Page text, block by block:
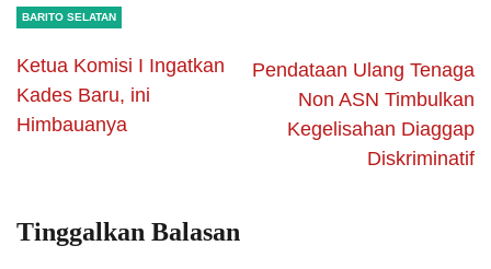
BARITO SELATAN
Ketua Komisi I Ingatkan
Kades Baru, ini
Himbauanya
Pendataan Ulang Tenaga
Non ASN Timbulkan
Kegelisahan Diaggap
Diskriminatif
Tinggalkan Balasan